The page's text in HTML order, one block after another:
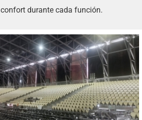
confort durante cada función.